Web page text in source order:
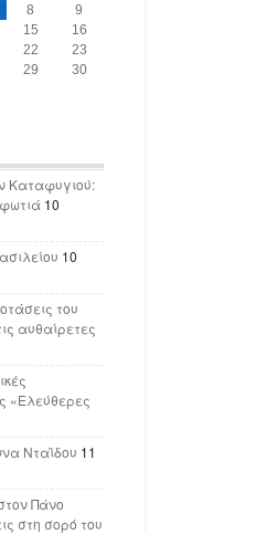
8
9
15
16
22
23
29
30
Καταφυγιού:
10
10
του
αυθαίρετες
«Ελεύθερες
Νταΐδου 11
Πάνο
στη σορό του